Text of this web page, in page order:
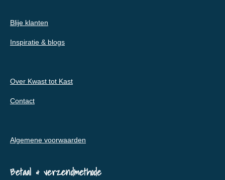
Blije klanten
Inspiratie & blogs
Over Kwast tot Kast
Contact
Algemene voorwaarden
Betaal & verzendmethode